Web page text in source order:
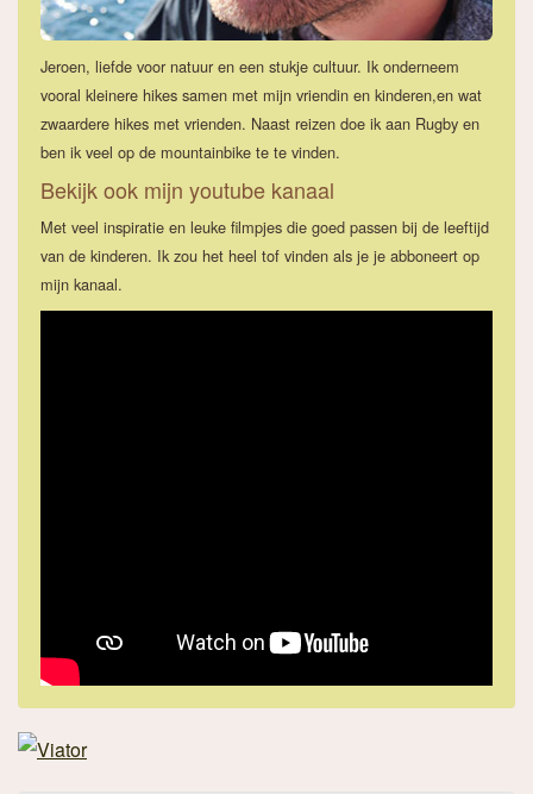
Jeroen, liefde voor natuur en een stukje cultuur. Ik onderneem
vooral kleinere hikes samen met mijn vriendin en kinderen,en wat
zwaardere hikes met vrienden. Naast reizen doe ik aan Rugby en
ben ik veel op de mountainbike te te vinden.
Bekijk ook mijn youtube kanaal
Met veel inspiratie en leuke filmpjes die goed passen bij de leeftijd
van de kinderen. Ik zou het heel tof vinden als je je abboneert op
mijn kanaal.